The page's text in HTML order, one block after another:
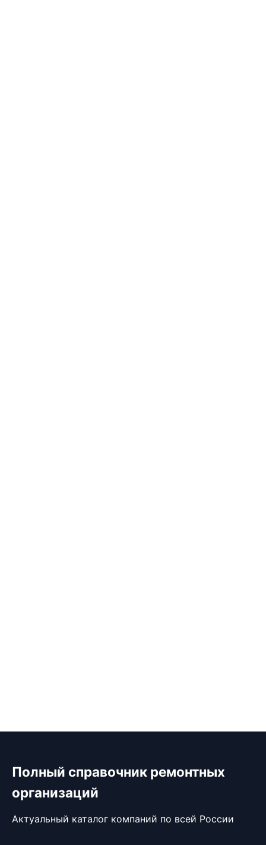
Полный справочник ремонтных
организаций
Актуальный каталог компаний по всей России